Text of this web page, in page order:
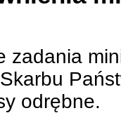
zadania
odrębne.